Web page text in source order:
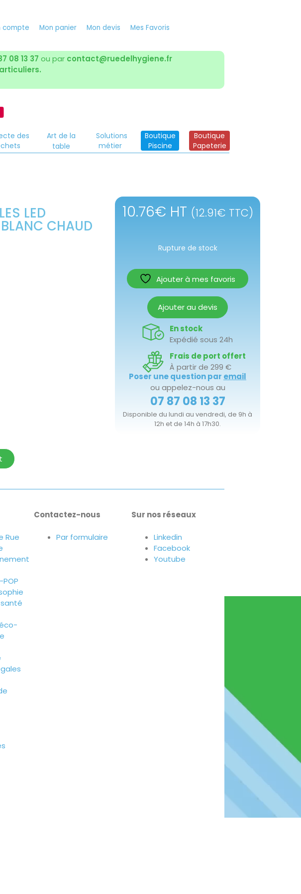
compte Mon panier Mon devis Mes Favoris
08 13 37 ou par contact@ruedelhygiene.fr
des
Art de la
table
Solutions
métier
Boutique
Piscine
Boutique
Papeterie
LED
CHAUD
10.76€ HT (12.91€ TTC)
Rupture de stock
Ajouter à mes favoris
Ajouter au devis
En stock
Expédié sous 24h
Frais de port offert
À partir de 299 €
Poser une question par email
ou appelez-nous au
07 87 08 13 37
Disponible du lundi au vendredi, de 9h à
12h et de 14h à 17h30.
Rue
Contactez-nous
Par formulaire
Sur nos réseaux
Linkedin
Facebook
Youtube